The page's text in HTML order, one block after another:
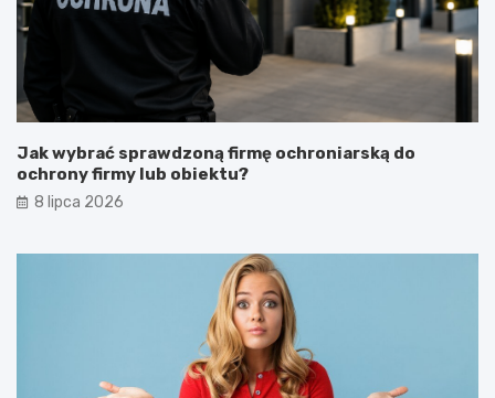
Jak wybrać sprawdzoną firmę ochroniarską do
ochrony firmy lub obiektu?
8 lipca 2026